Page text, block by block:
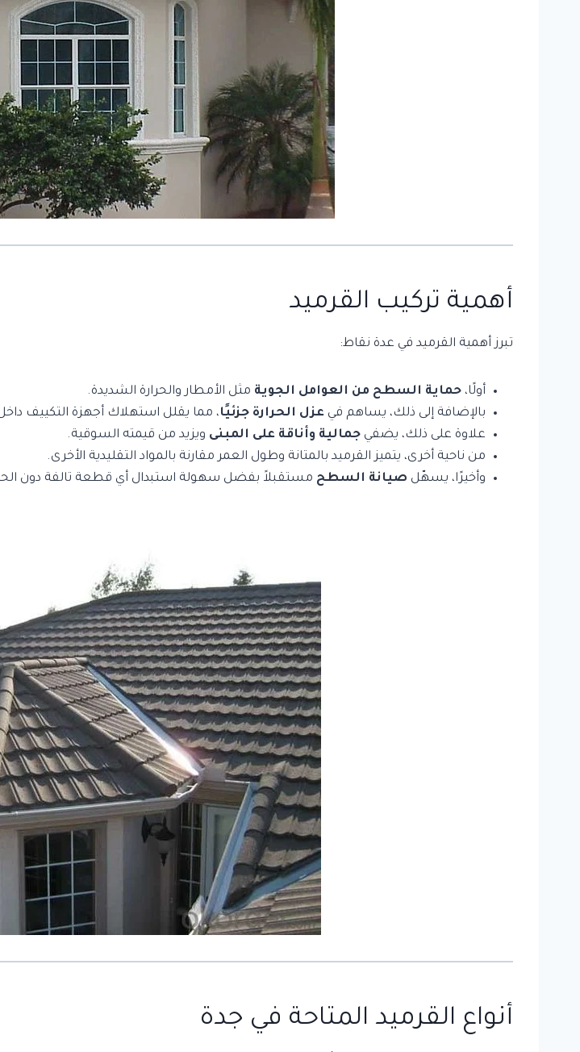
أهمية تركيب القرميد
تبرز أهمية القرميد في عدة نقاط:
أولًا، حماية السطح من العوامل الجوية مثل الأمطار والحرارة الشديدة.
بالإضافة إلى ذلك، يساهم في عزل الحرارة جزئيًا، مما يقلل استهلاك أجهزة التكييف
علاوة على ذلك، يضفي جمالية وأناقة على المبنى ويزيد من قيمته السوقية.
من ناحية أخرى، يتميز القرميد بالمتانة وطول العمر مقارنة بالمواد التقليدية الأخرى.
وأخيرًا، يسهّل صيانة السطح مستقبلاً بفضل سهولة استبدال أي قطعة تالفة دون
أنواع القرميد المتاحة في جدة